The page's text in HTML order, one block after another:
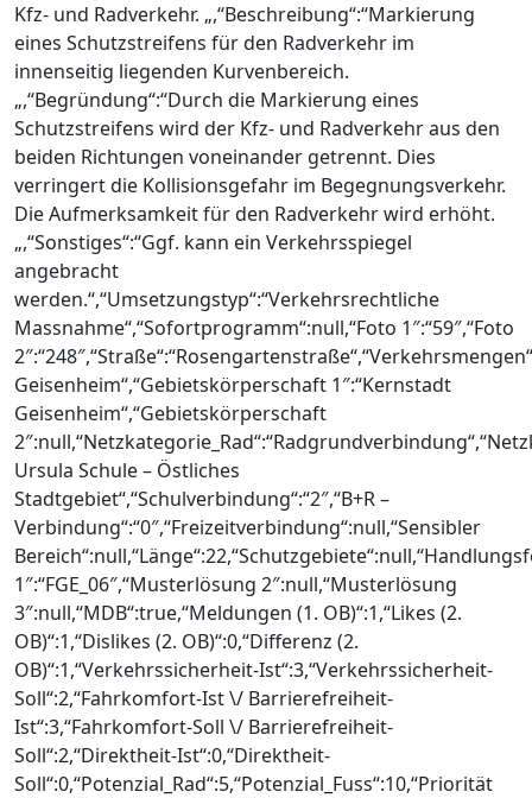
Kfz- und Radverkehr. „,“Beschreibung“:“Markierung
eines Schutzstreifens für den Radverkehr im
innenseitig liegenden Kurvenbereich.
„,“Begründung“:“Durch die Markierung eines
Schutzstreifens wird der Kfz- und Radverkehr aus den
beiden Richtungen voneinander getrennt. Dies
verringert die Kollisionsgefahr im Begegnungsverkehr.
Die Aufmerksamkeit für den Radverkehr wird erhöht.
„,“Sonstiges“:“Ggf. kann ein Verkehrsspiegel
angebracht
werden.“,“Umsetzungstyp“:“Verkehrsrechtliche
Massnahme“,“Sofortprogramm“:null,“Foto 1″:“59″,“Foto
Geisenheim“,“Gebietskörperschaft 1″:“Kernstadt
Geisenheim“,“Gebietskörperschaft
Ursula Schule – Östliches
Stadtgebiet“,“Schulverbindung“:“2″,“B+R –
Verbindung“:“0″,“Freizeitverbindung“:null,“Sensibler
1″:“FGE_06″,“Musterlösung 2″:null,“Musterlösung
3″:null,“MDB“:true,“Meldungen (1. OB)“:1,“Likes (2.
OB)“:1,“Dislikes (2. OB)“:0,“Differenz (2.
OB)“:1,“Verkehrssicherheit-Ist“:3,“Verkehrssicherheit-
Soll“:2,“Fahrkomfort-Ist \/ Barrierefreiheit-
Ist“:3,“Fahrkomfort-Soll \/ Barrierefreiheit-
Soll“:2,“Direktheit-Ist“:0,“Direktheit-
Soll“:0,“Potenzial_Rad“:5,“Potenzial_Fuss“:10,“Priorität